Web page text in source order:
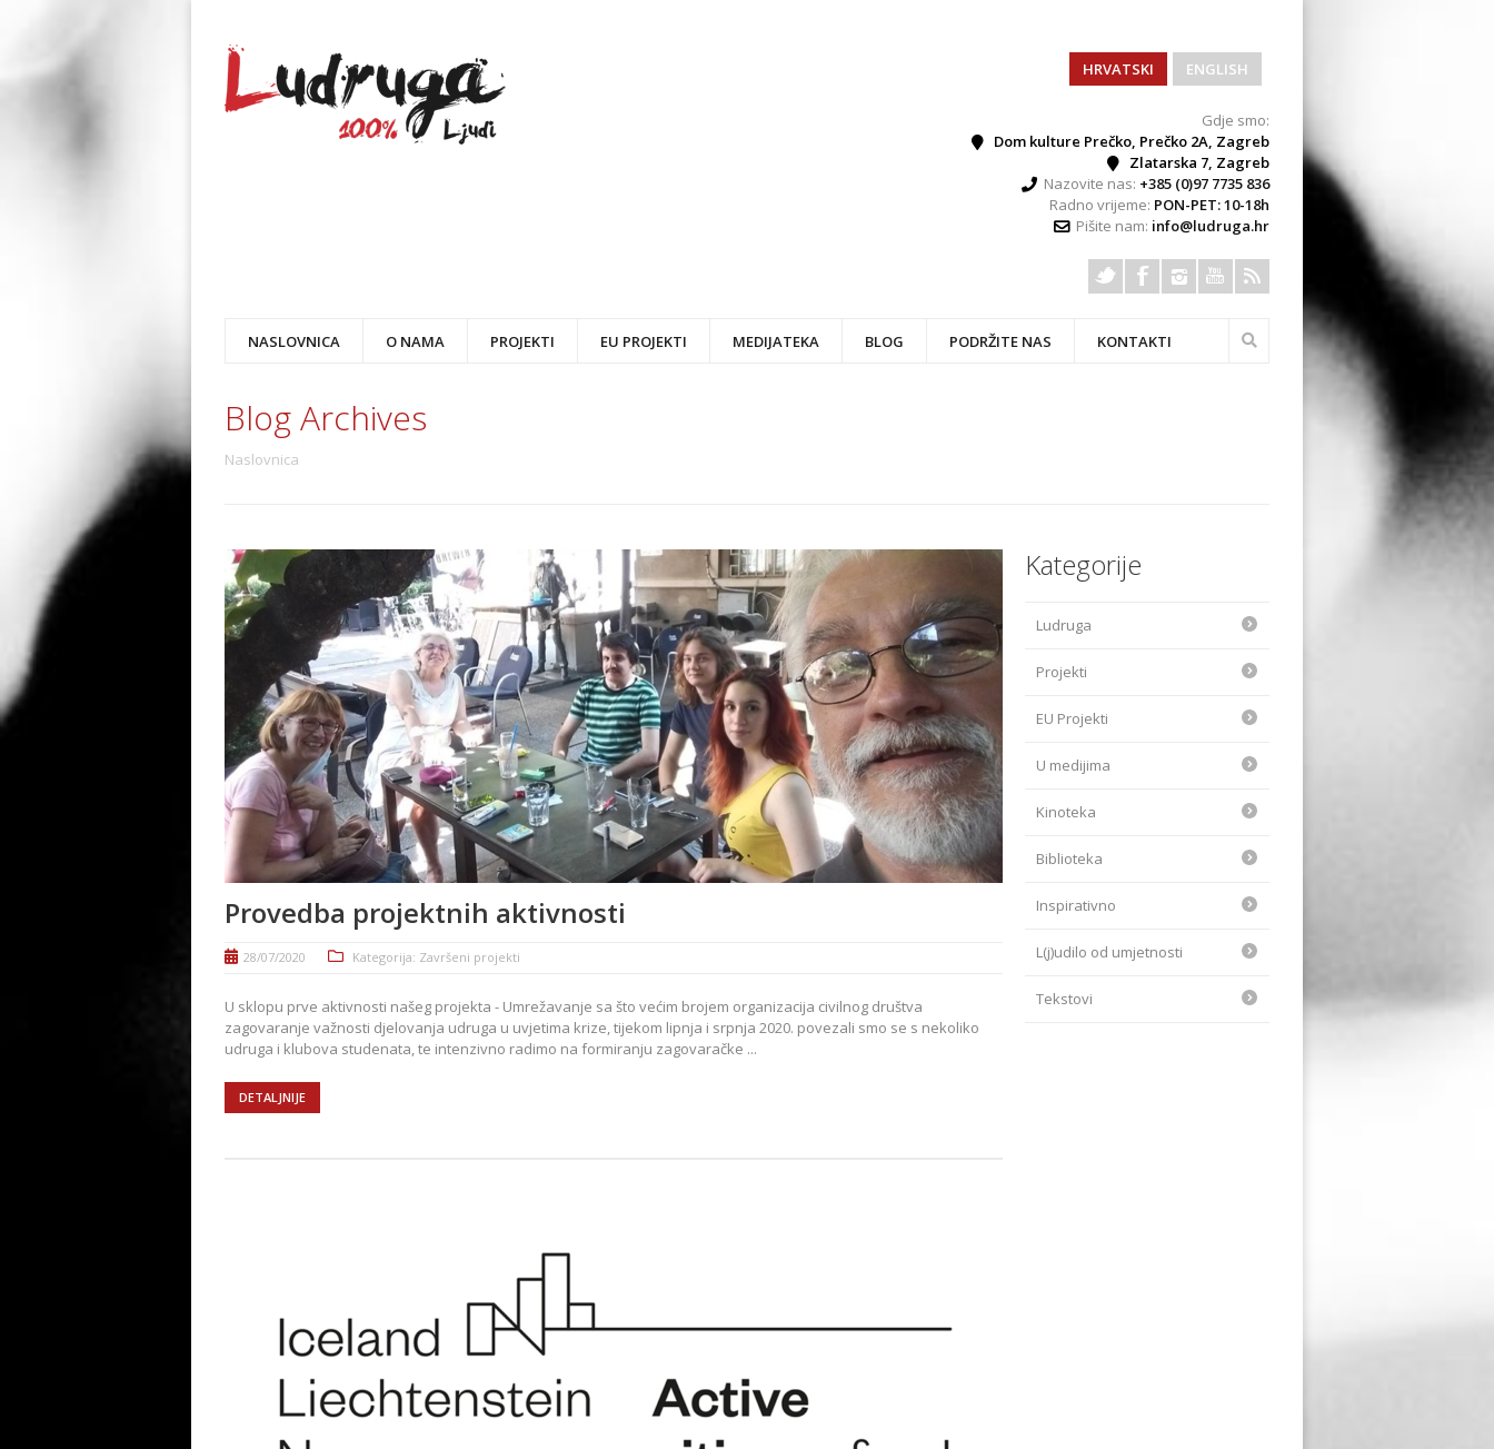
HRVATSKI ENGLISH
Gdje smo:
Dom kulture Prečko, Prečko 2A, Zagreb
Zlatarska 7, Zagreb
Nazovite nas: +385 (0)97 7735 836
Radno vrijeme: PON-PET: 10-18h
Pišite nam: info@ludruga.hr
NASLOVNICA O NAMA PROJEKTI EU PROJEKTI MEDIJATEKA BLOG PODRŽITE NAS KONTAKTI
Blog Archives
Naslovnica
Provedba projektnih aktivnosti
28/07/2020 Kategorija: Završeni projekti
U sklopu prve aktivnosti našeg projekta - Umrežavanje sa što većim brojem organizacija civilnog društva
zagovaranje važnosti djelovanja udruga u uvjetima krize, tijekom lipnja i srpnja 2020. povezali smo se s nekoliko
udruga i klubova studenata, te intenzivno radimo na formiranju zagovaračke ...
DETALJNIJE
Kategorije
Ludruga
Projekti
EU Projekti
U medijima
Kinoteka
Biblioteka
Inspirativno
L(j)udilo od umjetnosti
Tekstovi